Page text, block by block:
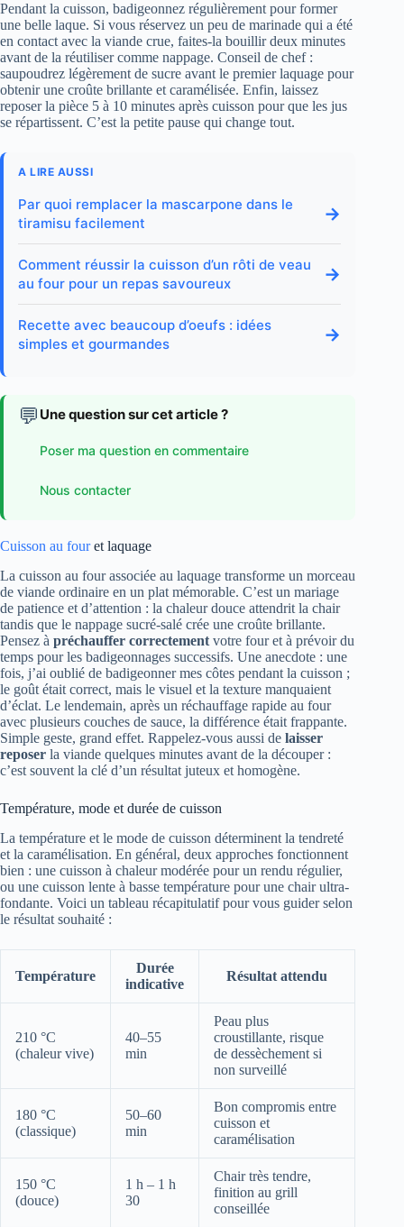
Pendant la cuisson, badigeonnez régulièrement pour former
une belle laque. Si vous réservez un peu de marinade qui a été
en contact avec la viande crue, faites-la bouillir deux minutes
avant de la réutiliser comme nappage. Conseil de chef :
saupoudrez légèrement de sucre avant le premier laquage pour
obtenir une croûte brillante et caramélisée. Enfin, laissez
reposer la pièce 5 à 10 minutes après cuisson pour que les jus
se répartissent. C’est la petite pause qui change tout.
A LIRE AUSSI
Par quoi remplacer la mascarpone dans le
tiramisu facilement
→
Comment réussir la cuisson d’un rôti de veau
au four pour un repas savoureux
→
Recette avec beaucoup d’oeufs : idées
simples et gourmandes
→
💬 Une question sur cet article ?
Poser ma question en commentaire
Nous contacter
Cuisson au fouret laquage
La cuisson au four associée au laquage transforme un morceau
de viande ordinaire en un plat mémorable. C’est un mariage
de patience et d’attention : la chaleur douce attendrit la chair
tandis que le nappage sucré-salé crée une croûte brillante.
Pensez à préchauffer correctement votre four et à prévoir du
temps pour les badigeonnages successifs. Une anecdote : une
fois, j’ai oublié de badigeonner mes côtes pendant la cuisson ;
le goût était correct, mais le visuel et la texture manquaient
d’éclat. Le lendemain, après un réchauffage rapide au four
avec plusieurs couches de sauce, la différence était frappante.
Simple geste, grand effet. Rappelez-vous aussi de laisser
reposer la viande quelques minutes avant de la découper :
c’est souvent la clé d’un résultat juteux et homogène.
Température, mode et durée de cuisson
La température et le mode de cuisson déterminent la tendreté
et la caramélisation. En général, deux approches fonctionnent
bien : une cuisson à chaleur modérée pour un rendu régulier,
ou une cuisson lente à basse température pour une chair ultra-
fondante. Voici un tableau récapitulatif pour vous guider selon
le résultat souhaité :
Température
Durée
indicative
Résultat attendu
210 °C
(chaleur vive)
40–55
min
Peau plus
croustillante, risque
de dessèchement si
non surveillé
180 °C
(classique)
50–60
min
Bon compromis entre
cuisson et
caramélisation
150 °C
(douce)
1 h – 1 h
30
Chair très tendre,
finition au grill
conseillée